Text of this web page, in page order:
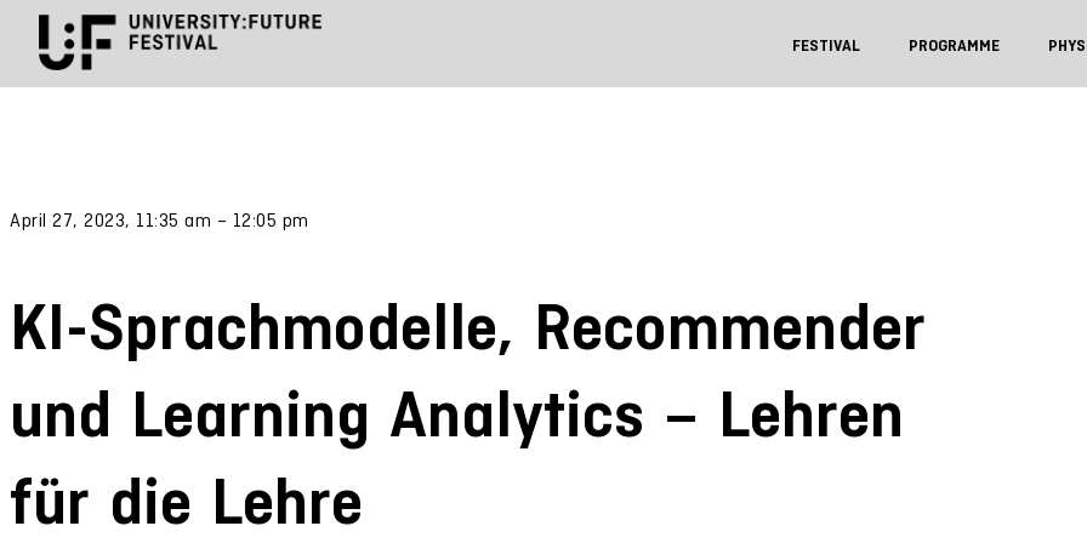
FESTIVAL PROGRAMME
April 27, 2023, 11:35 am – 12:05 pm
KI-Sprachmodelle, Recommender
und Learning Analytics – Lehren
für die Lehre